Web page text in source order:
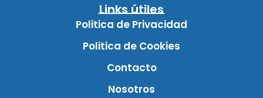
Links útiles
Politica de Privacidad
Politica de Cookies
Contacto
Nosotros